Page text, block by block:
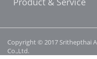
Copyright © 2017 Srithepthai
Co.,Ltd.